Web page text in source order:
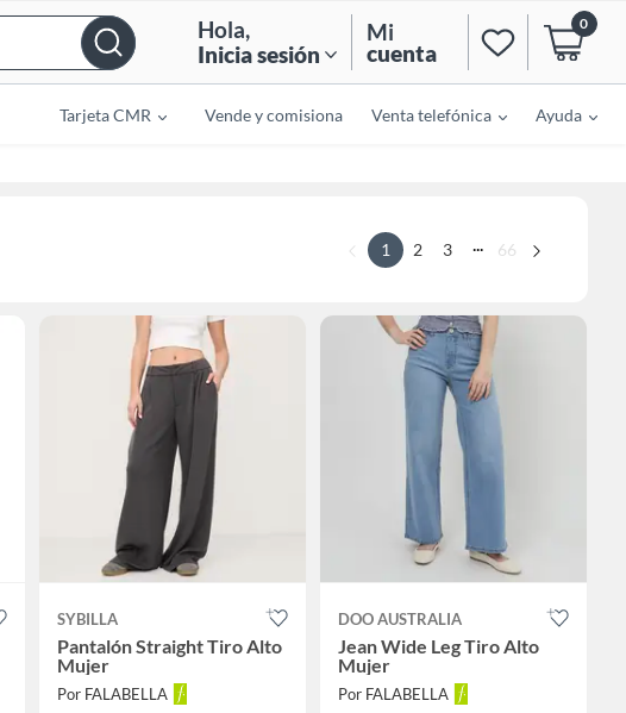
Hola,
Inicia sesión
Mi
cuenta
0
Tarjeta CMR Vende y comisiona Venta telefónica Ayuda
1 2 3 ... 66
SYBILLA
Pantalón Straight Tiro Alto
Mujer
Por FALABELLA
DOO AUSTRALIA
Jean Wide Leg Tiro Alto
Mujer
Por FALABELLA